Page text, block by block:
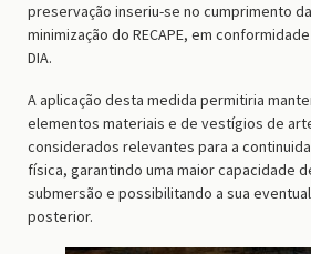
preservação inseriu-se no cumprimento
minimização do RECAPE, em
DIA.
A aplicação desta medida permitiria
elementos materiais e de vestígios de
considerados relevantes para a
física, garantindo uma maior capacidade
submersão e possibilitando a sua
posterior.